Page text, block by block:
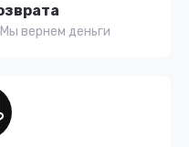
вернем деньги